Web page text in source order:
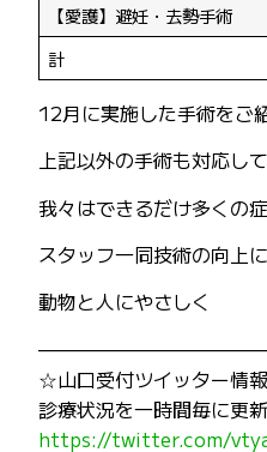
【愛護】避妊・去勢手術
計
12月に実施した手術をご
上記以外の手術も対応し
我々はできるだけ多くの
スタッフ一同技術の向上
動物と人にやさしく
☆山口受付ツイッター
診療状況を一時間毎に更
https://twitter.com/